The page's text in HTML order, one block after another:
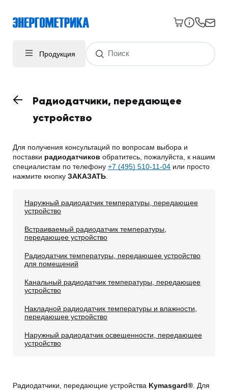
Продукция
Радиодатчики, передающее
устройство
Для получения консультаций по вопросам выбора и
поставки радиодатчиков обратитесь, пожалуйста, к нашим
специалистам по телефону +7 (495) 510-11-04 или просто
нажмите кнопку ЗАКАЗАТЬ
Наружный радиодатчик температуры, передающее
устройство
Встраиваемый радиодатчик температуры,
передающее устройство
Радиодатчик температуры, передающее устройство
для помещений
Канальный радиодатчик температуры, передающее
устройство
Накладной радиодатчик температуры и влажности,
передающее устройство
Наружный радиодатчик освещенности, передающее
устройство
Радиодатчики, передающие устройства Kymasgard® . Для